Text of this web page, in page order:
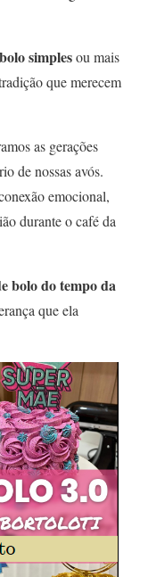
simplesou mais
que merecem
as gerações
de nossas avós.
emocional,
durante o café da
bolo do tempo da
que ela